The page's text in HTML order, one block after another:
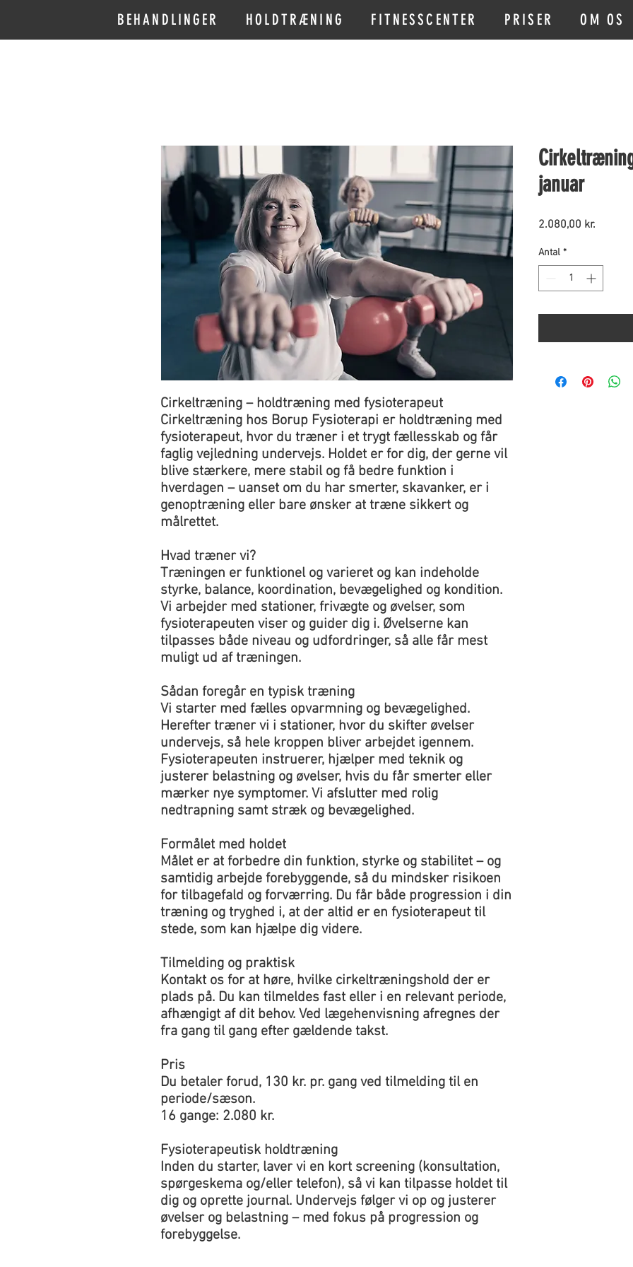
BEHANDLINGER HOLDTRÆNING FITNESSCENTER PRISER OM OS
Cirkeltræning – holdtræning med fysioterapeut
Cirkeltræning hos Borup Fysioterapi er holdtræning med
fysioterapeut, hvor du træner i et trygt fællesskab og får
faglig vejledning undervejs. Holdet er for dig, der gerne vil
blive stærkere, mere stabil og få bedre funktion i
hverdagen – uanset om du har smerter, skavanker, er i
genoptræning eller bare ønsker at træne sikkert og
målrettet.
Hvad træner vi?
Træningen er funktionel og varieret og kan indeholde
styrke, balance, koordination, bevægelighed og kondition.
Vi arbejder med stationer, frivægte og øvelser, som
fysioterapeuten viser og guider dig i. Øvelserne kan
tilpasses både niveau og udfordringer, så alle får mest
muligt ud af træningen.
Sådan foregår en typisk træning
Vi starter med fælles opvarmning og bevægelighed.
Herefter træner vi i stationer, hvor du skifter øvelser
undervejs, så hele kroppen bliver arbejdet igennem.
Fysioterapeuten instruerer, hjælper med teknik og
justerer belastning og øvelser, hvis du får smerter eller
mærker nye symptomer. Vi afslutter med rolig
nedtrapning samt stræk og bevægelighed.
Formålet med holdet
Målet er at forbedre din funktion, styrke og stabilitet – og
samtidig arbejde forebyggende, så du mindsker risikoen
for tilbagefald og forværring. Du får både progression i din
træning og tryghed i, at der altid er en fysioterapeut til
stede, som kan hjælpe dig videre.
Tilmelding og praktisk
Kontakt os for at høre, hvilke cirkeltræningshold der er
plads på. Du kan tilmeldes fast eller i en relevant periode,
afhængigt af dit behov. Ved lægehenvisning afregnes der
fra gang til gang efter gældende takst.
Pris
Du betaler forud, 130 kr. pr. gang ved tilmelding til en
periode/sæson.
16 gange: 2.080 kr.
Fysioterapeutisk holdtræning
Inden du starter, laver vi en kort screening (konsultation,
spørgeskema og/eller telefon), så vi kan tilpasse holdet til
dig og oprette journal. Undervejs følger vi op og justerer
øvelser og belastning – med fokus på progression og
forebyggelse.
januar
2.080,00 kr.
Antal *